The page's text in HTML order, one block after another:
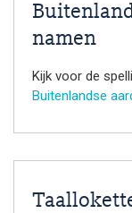
namen
Kijk voor de
Buitenlandse